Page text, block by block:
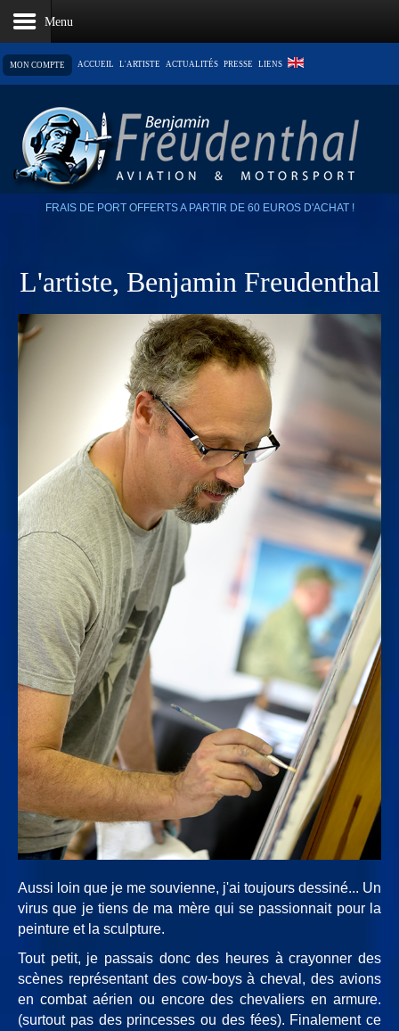
MON COMPTE ACCUEIL L'ARTISTE ACTUALITÉS PRESSE LIENS
FRAIS DE PORT OFFERTS A PARTIR DE 60 EUROS D'ACHAT !
L'artiste, Benjamin Freudenthal
Aussi loin que je me souvienne, j'ai toujours dessiné... Un
virus que je tiens de ma mère qui se passionnait pour la
peinture et la sculpture.
Tout petit, je passais donc des heures à crayonner des
scènes représentant des cow-boys à cheval, des avions
en combat aérien ou encore des chevaliers en armure.
(surtout pas des princesses ou des fées). Finalement ce